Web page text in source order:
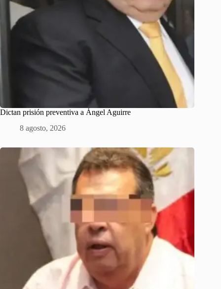
Dictan prisión preventiva a Ángel Aguirre
8 agosto, 2026